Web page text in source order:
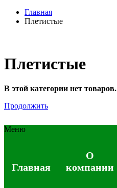
Главная
Плетистые
Плетистые
В этой категории нет товаров.
Продолжить
Меню
Главная
О
компании